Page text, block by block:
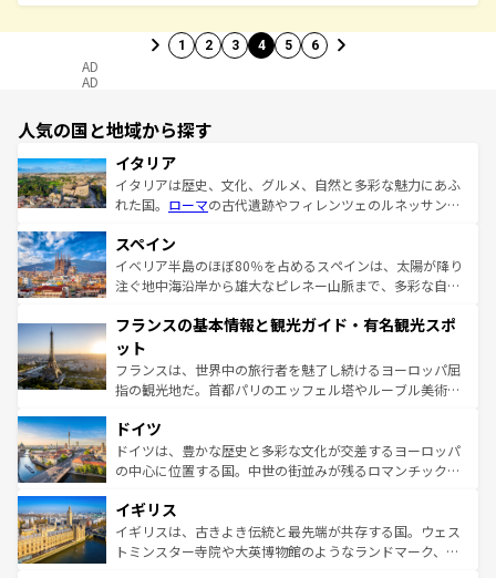
1 2 3 4 5 6
AD
AD
人気の国と地域から探す
イタリア
イタリアは歴史、文化、グルメ、自然と多彩な魅力にあふ
れた国。 ローマの古代遺跡やフィレンツェのルネッサンス
ろん、トスカーナの美しい田園風景やアマルフィ海岸の絶
景など、自然景観も見逃せない。観光の合間には、本場の
ピザやパスタなど、絶品のイタリア料理を堪能することも
ませてくれるイタリアで、忘れられない旅をしてみよう！
なお、新着のイタリア情報は
しい。
スペイン
イベリア半島のほぼ80％を占めるスペインは、太陽が降り
注ぐ地中海沿岸から雄大なピレネー山脈まで、多彩な自然
文化が根付くこの国では、情熱的なフラメンコ、熱気あふ
れる闘牛、そして美味しいタパスが生活の一部となってい
る。首都マドリードの洗練された雰囲気や、バルセロナの
アートに溢れた街角から、地方では古代ローマ遺跡や中世
せる。地方によって風土や気候が異なるスペインはその個
性で訪れる人を魅了する。 なお、新着のスペイン情報は コ
ンテンツ一覧を参照してほしい。
フランスの基本情報と観光ガイド・有名観光スポ
ット
フランスは、世界中の旅行者を魅了し続けるヨーロッパ屈
指の観光地だ。首都パリのエッフェル塔やルーブル美術館
で、幅広い魅力が詰まっている。華麗な宮殿、歴史的な大
聖堂、美しいビーチ、そして豊かな自然が、訪れる者を心
から魅了する。また、フランスは美食の国としても知ら
いる。シャンパンの発祥地であるランス、プロヴァンスの
香り高いラベンダー畑など、多彩な楽しみ方が可能だ。さ
らに、パリ以外の地域にも魅力が溢れており、どの街角に
ドイツ
ドイツは、豊かな歴史と多彩な文化が交差するヨーロッパ
の中心に位置する国。中世の街並みが残るロマンチック街
顔を持つこの国は、どこを歩いても飽きることがない。ベ
ルリンの文化的活気、バイエルン州のアルプスの絶景、そ
してライン川沿いのワイン畑といった風景は必見。ビール
イギリス
イギリスは、古きよき伝統と最先端が共存する国。ウェス
トミンスター寺院や大英博物館のようなランドマーク、歴